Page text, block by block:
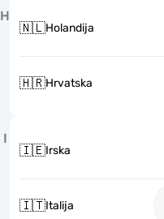
H
🇳🇱Holandija
🇭🇷Hrvatska
I
🇮🇪Irska
🇮🇹Italija